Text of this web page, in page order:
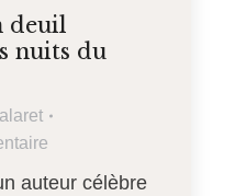
deuil
nuits du
auteur célèbre